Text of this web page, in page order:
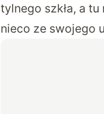
tylnego szkła, a
nieco ze swojego